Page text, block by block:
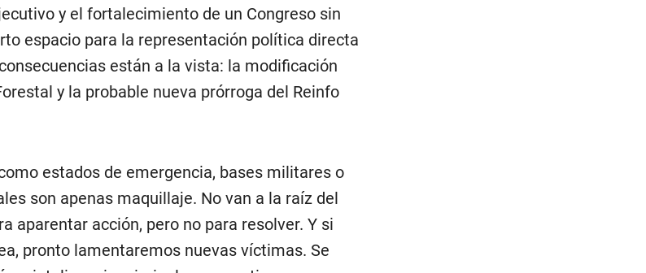
y el fortalecimiento de un Congreso sin
espacio para la representación política directa
están a la vista: la modificación
y la probable nueva prórroga del Reinfo
estados de emergencia, bases militares o
son apenas maquillaje. No van a la raíz del
aparentar acción, pero no para resolver. Y si
pronto lamentaremos nuevas víctimas. Se